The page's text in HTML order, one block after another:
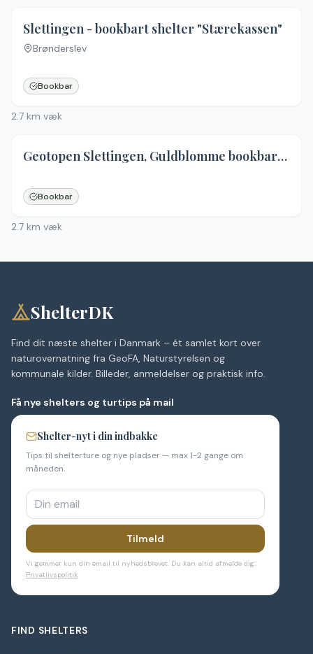
4.7(9
Slettingen - bookbart shelter "Stærekassen"
Brønderslev
Bookbar
2.7 km væk
Geotopen Slettingen, Guldblomme bookbart shelter
Bookbar
2.7 km væk
ShelterDK
Find dit næste shelter i Danmark – ét samlet kort over
naturovernatning fra GeoFA, Naturstyrelsen og
kommunale kilder. Billeder, anmeldelser og praktisk info.
Få nye shelters og turtips på mail
Shelter-nyt i din indbakke
Tips til shelterture og nye pladser — max 1-2 gange om
måneden.
Tilmeld
Vi gemmer kun din email til nyhedsbrevet. Du kan altid afmelde dig.
Privatlivspolitik
FIND SHELTERS